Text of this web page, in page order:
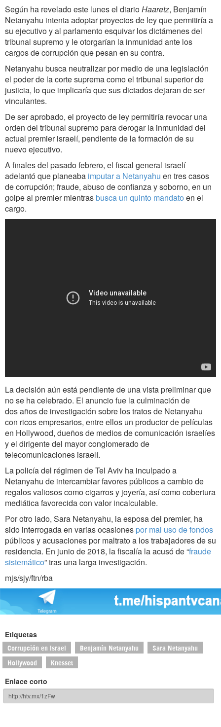
Según ha revelado este lunes el diarioHaaretz, Benjamín
Netanyahu intenta adoptar proyectos de ley que permitiría a
su ejecutivo y al parlamento esquivar los dictámenes del
tribunal supremo y le otorgarían la inmunidad ante los
cargos de corrupción que pesan en su contra.
Netanyahu busca neutralizar por medio de una legislación
el poder de la corte suprema como el tribunal superior de
justicia, lo que implicaría que sus dictados dejaran de ser
vinculantes.
De ser aprobado, el proyecto de ley permitiría revocar una
orden del tribunal supremo para derogar la inmunidad del
actual premier israelí, pendiente de la formación de su
nuevo ejecutivo.
A finales del pasado febrero, el fiscal general israelí
adelantó que planeaba imputar a Netanyahu en tres casos
de corrupción; fraude, abuso de confianza y soborno, en un
golpe al premier mientrasbusca un quinto mandato en el
cargo.
La decisión aún está pendiente de una vista preliminar que
no se ha celebrado. El anuncio fue la culminación de
dos años de investigación sobre los tratos de Netanyahu
con ricos empresarios, entre ellos un productor de películas
en Hollywood, dueños de medios de comunicación israelíes
y el dirigente del mayor conglomerado de
telecomunicaciones israelí.
La policía del régimen de Tel Aviv ha inculpado a
Netanyahu de intercambiar favores públicos a cambio de
regalos valiosos como cigarros y joyería, así como cobertura
mediática favorecida con valor incalculable.
Por otro lado, Sara Netanyahu, la esposa del premier, ha
sido interrogada en varias ocasiones por mal uso de fondos
públicos y acusaciones por maltrato a los trabajadores de su
residencia. En junio de 2018, la fiscalía la acusó de “fraude
sistemático” tras una larga investigación.
mjs/sjy/ftn/rba
Etiquetas
Corrupción en Israel Benjamín Netanyahu Sara Netanyahu
Hollywood Knesset
Enlace corto